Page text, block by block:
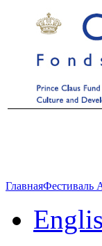
ГлавнаяФестиваль